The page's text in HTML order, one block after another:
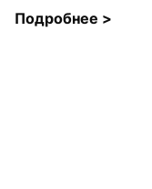
Подробнее >